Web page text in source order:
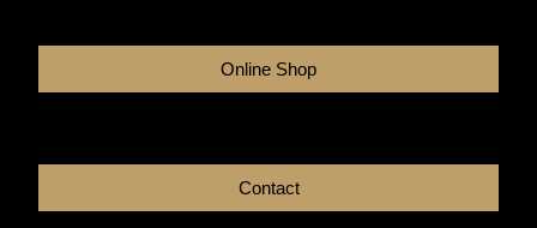
Online Shop
Contact